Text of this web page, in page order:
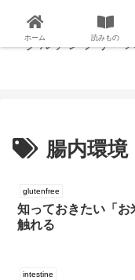
腸内環境
glutenfree
知っておきたい「お
触れる
intestine
ホーム 読みもの